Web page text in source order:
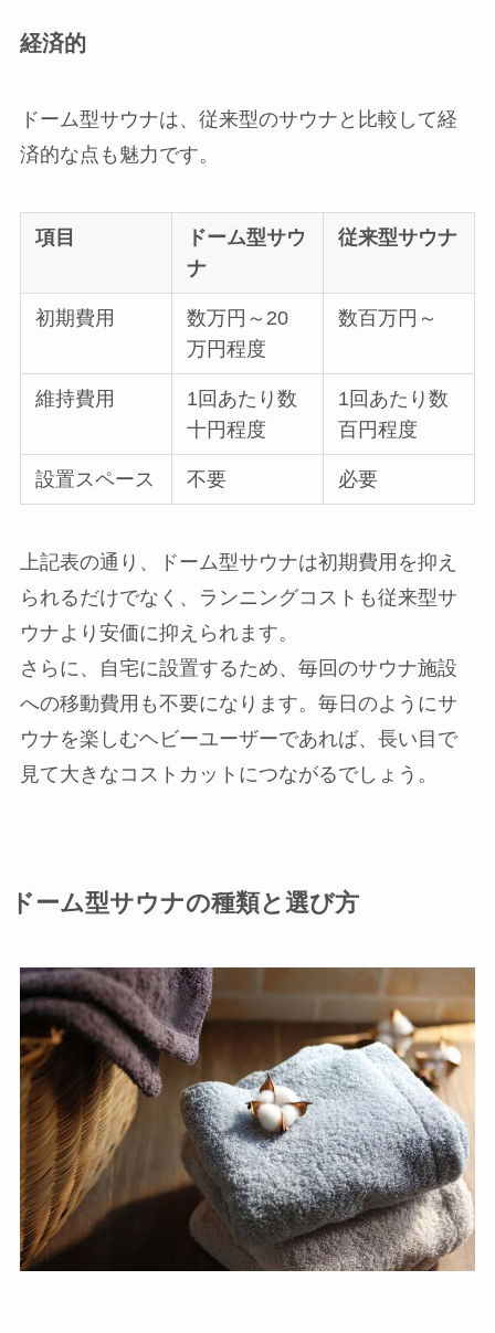
経済的
ドーム型サウナは、従来型のサウナと比較して経
済的な点も魅力です。
項目
ドーム型サウ
ナ
従来型サウナ
初期費用
数万円～20
万円程度
数百万円～
維持費用
1回あたり数
十円程度
1回あたり数
百円程度
設置スペース 不要 必要
上記表の通り、ドーム型サウナは初期費用を抑え
られるだけでなく、ランニングコストも従来型サ
ウナより安価に抑えられます。
さらに、自宅に設置するため、毎回のサウナ施設
への移動費用も不要になります。毎日のようにサ
ウナを楽しむヘビーユーザーであれば、長い目で
見て大きなコストカットにつながるでしょう。
ドーム型サウナの種類と選び方